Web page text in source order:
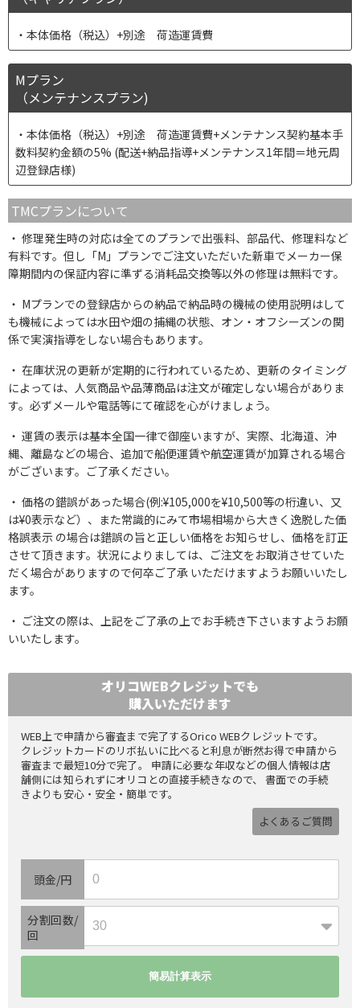
本体価格（税込）+別途 荷造運賃費
Mプラン
（メンテナンスプラン)
本体価格（税込）+別途 荷造運賃費+メンテナンス契約基本手
数料契約金額の5% (配送+納品指導+メンテナンス1年間＝地元周
辺登録店様)
TMCプランについて
修理発生時の対応は全てのプランで出張料、部品代、修理料など
有料です。但し「M」プランでご注文いただいた新車でメーカー保
障期間内の保証内容に準ずる消耗品交換等以外の修理は無料です。
Mプランでの登録店からの納品で納品時の機械の使用説明はして
も機械によっては水田や畑の捕縄の状態、オン・オフシーズンの関
係で実演指導をしない場合もあります。
在庫状況の更新が定期的に行われているため、更新のタイミング
によっては、人気商品や品薄商品は注文が確定しない場合がありま
す。必ずメールや電話等にて確認を心がけましょう。
運賃の表示は基本全国一律で御座いますが、実際、北海道、沖
縄、離島などの場合、追加で船便運賃や航空運賃が加算される場合
がございます。ご了承ください。
価格の錯誤があった場合(例:¥105,000を¥10,500等の桁違い、又
は¥0表示など）、また常識的にみて市場相場から大きく逸脱した価
格誤表示 の場合は錯誤の旨と正しい価格をお知らせし、価格を訂正
させて頂きます。状況によりましては、ご注文をお取消させていた
だく場合がありますので何卒ご了承 いただけますようお願いいたし
ます。
ご注文の際は、上記をご了承の上でお手続き下さいますようお願
いいたします。
オリコWEBクレジットでも
購入いただけます
WEB上で申請から審査まで完了するOrico WEBクレジットです。
クレジットカードのリボ払いに比べると利息が断然お得で申請から
審査まで最短10分で完了。 申請に必要な年収などの個人情報は店
舗側には知られずにオリコとの直接手続きなので、 書面での手続
きよりも安心・安全・簡単です。
よくあるご質問
頭金/円
分割回数/
回